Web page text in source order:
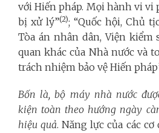
với Hiến pháp. Mọi hành vi vi
bị xử lý”(2); “Quốc hội, Chủ
Tòa án nhân dân, Viện kiểm
quan khác của Nhà nước và
trách nhiệm bảo vệ Hiến
Bốn là, bộ máy nhà nước
kiện toàn theo hướng ngày
hiệu quả. Năng lực của các